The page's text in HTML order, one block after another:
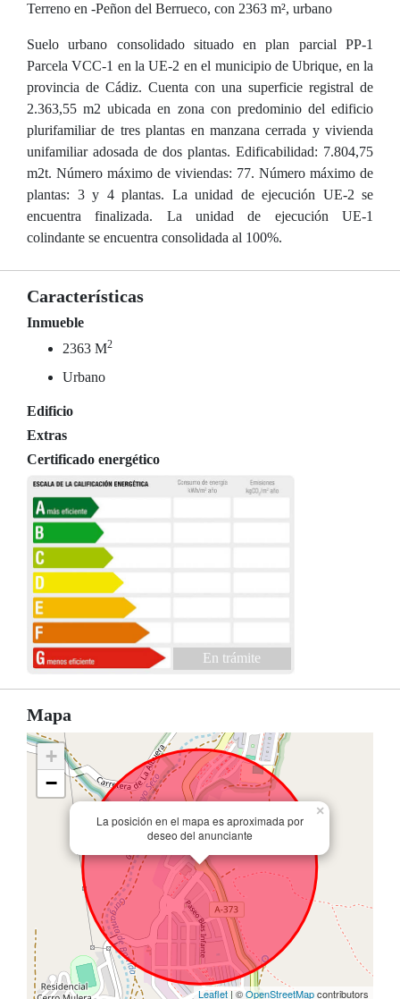
Terreno en -Peñon del Berrueco, con 2363 m², urbano
Suelo urbano consolidado situado en plan parcial PP-1
Parcela VCC-1 en la UE-2 en el municipio de Ubrique, en la
provincia de Cádiz. Cuenta con una superficie registral de
2.363,55 m2 ubicada en zona con predominio del edificio
plurifamiliar de tres plantas en manzana cerrada y vivienda
unifamiliar adosada de dos plantas. Edificabilidad: 7.804,75
m2t. Número máximo de viviendas: 77. Número máximo de
plantas: 3 y 4 plantas. La unidad de ejecución UE-2 se
encuentra finalizada. La unidad de ejecución UE-1
colindante se encuentra consolidada al 100%.
Características
Inmueble
2363 M2
Urbano
Edificio
Extras
Certificado energético
En trámite
Mapa
La posición en el mapa es aproximada por
deseo del anunciante
×
+
−
Leaflet| ©OpenStreetMapcontributors